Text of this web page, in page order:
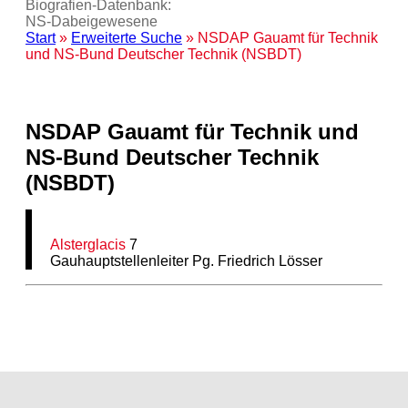
Biografien-Datenbank:
NS‑Dabeigewesene
Start» Erweiterte Suche » NSDAP Gauamt für Technik
und NS-Bund Deutscher Technik (NSBDT)
NSDAP Gauamt für Technik und
NS-Bund Deutscher Technik
(NSBDT)
Alsterglacis 7
Gauhauptstellenleiter Pg. Friedrich Lösser